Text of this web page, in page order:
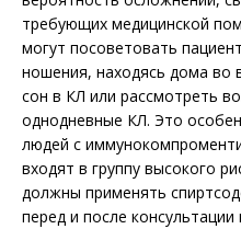
требующих медицинской
могут посоветовать
ношения, находясь дома во
сон в КЛ или рассмотреть
однодневные КЛ. Это
людей с
входят в группу высокого
должны применять
перед и после